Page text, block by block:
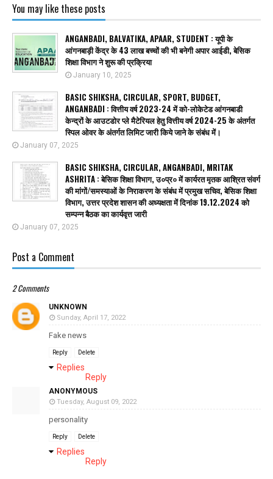
You may like these posts
ANGANBADI, BALVATIKA, APAAR, STUDENT : यूपी के
आंगनबाड़ी केंद्र के 43 लाख बच्चों की भी बनेगी अपार आईडी, बेसिक
शिक्षा विभाग ने शुरू की प्रक्रिया
January 10, 2025
BASIC SHIKSHA, CIRCULAR, SPORT, BUDGET,
ANGANBADI : वित्तीय वर्ष 2023-24 में को-लोकेटेड आंगनबाडी
केन्द्रों के आउटडोर प्ले मैटेरियल हेतु वित्तीय वर्ष 2024-25 के अंतर्गत
स्पिल ओवर के अंतर्गत लिमिट जारी किये जाने के संबंध में।
January 07, 2025
BASIC SHIKSHA, CIRCULAR, ANGANBADI, MRITAK
ASHRITA : बेसिक शिक्षा विभाग, उ०प्र० में कार्यरत मृतक आश्रित संवर्ग
की मांगों/समस्याओं के निराकरण के संबंध में प्रमुख सचिव, बेसिक शिक्षा
विभाग, उत्तर प्रदेश शासन की अध्यक्षता में दिनांक 19.12.2024 को
सम्पन्न बैठक का कार्यवृत्त जारी
January 07, 2025
Post a Comment
2 Comments
UNKNOWN
Sunday, April 17, 2022
Fake news
Reply Delete
Replies
Reply
ANONYMOUS
Tuesday, August 09, 2022
personality
Reply Delete
Replies
Reply